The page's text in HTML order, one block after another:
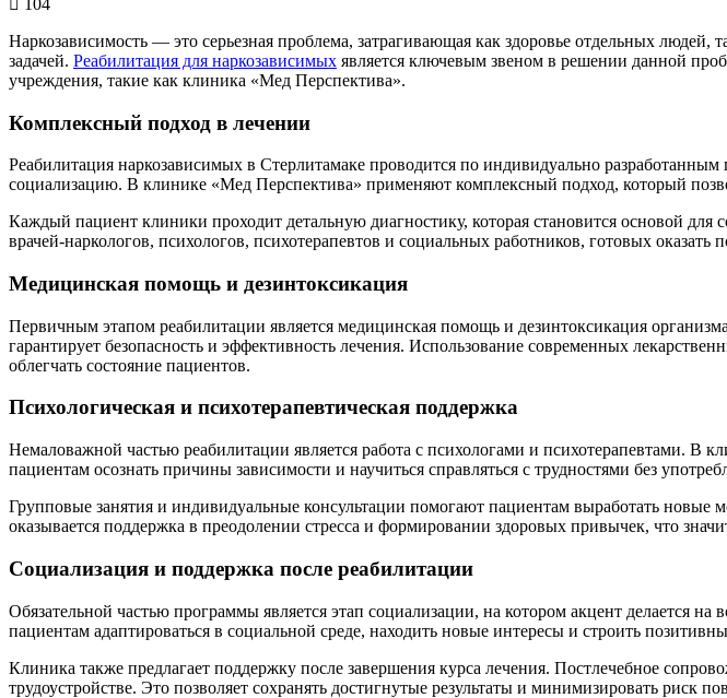
Наркозависимость — это серьезная проблема, затрагивающая как здоровье отдельных
задачей. Реабилитация для наркозависимых является ключевым звеном в решении данной
учреждения, такие как клиника «Мед Перспектива».
Комплексный подход в лечении
Реабилитация наркозависимых в Стерлитамаке проводится по индивидуально
социализацию. В клинике «Мед Перспектива» применяют комплексный подход, который
Каждый пациент клиники проходит детальную диагностику, которая становится основой
врачей-наркологов, психологов, психотерапевтов и социальных работников, готовых
Медицинская помощь и дезинтоксикация
Первичным этапом реабилитации является медицинская помощь и дезинтоксикация
гарантирует безопасность и эффективность лечения. Использование современных
облегчать состояние пациентов.
Психологическая и психотерапевтическая поддержка
Немаловажной частью реабилитации является работа с психологами и психотерапевтами. В
пациентам осознать причины зависимости и научиться справляться с трудностями без
Групповые занятия и индивидуальные консультации помогают пациентам выработать
оказывается поддержка в преодолении стресса и формировании здоровых привычек, что
Социализация и поддержка после реабилитации
Обязательной частью программы является этап социализации, на котором акцент
пациентам адаптироваться в социальной среде, находить новые интересы и строить
Клиника также предлагает поддержку после завершения курса лечения. Постлечебное
трудоустройстве. Это позволяет сохранять достигнутые результаты и минимизировать риск